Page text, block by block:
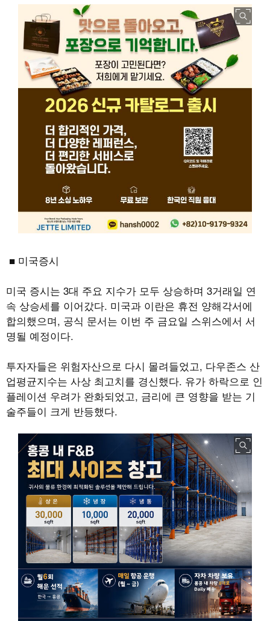
■ 미국증시
미국 증시는 3대 주요 지수가 모두 상승하며 3거래일 연
속 상승세를 이어갔다. 미국과 이란은 휴전 양해각서에
합의했으며, 공식 문서는 이번 주 금요일 스위스에서 서
명될 예정이다.
투자자들은 위험자산으로 다시 몰려들었고, 다우존스 산
업평균지수는 사상 최고치를 경신했다. 유가 하락으로 인
플레이션 우려가 완화되었고, 금리에 큰 영향을 받는 기
술주들이 크게 반등했다.